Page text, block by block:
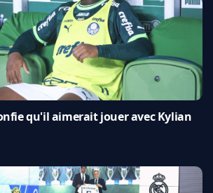
qu'il aimerait jouer avec Kylian